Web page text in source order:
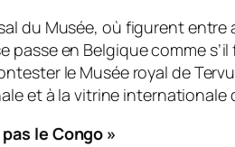
du Musée, où figurent
passe en Belgique comme
le Musée royal de
et à la vitrine internationale
le Congo »